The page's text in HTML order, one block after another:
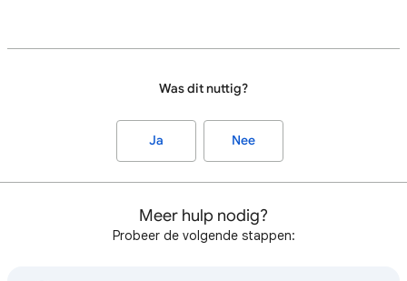
Was dit nuttig?
Ja Nee
Meer hulp nodig?
Probeer de volgende stappen: